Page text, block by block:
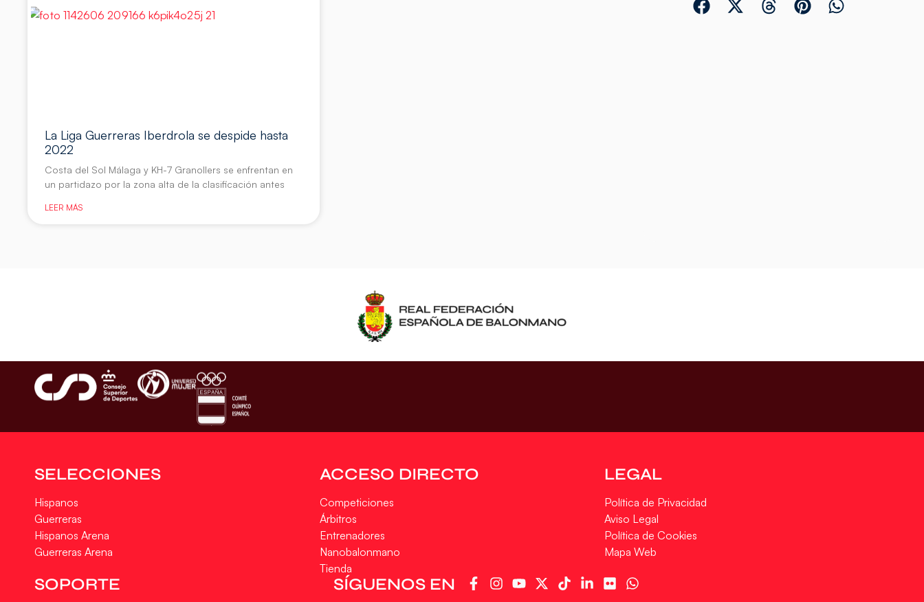
La Liga Guerreras Iberdrola se despide hasta
2022
Costa del Sol Málaga y KH-7 Granollers se enfrentan en
un partidazo por la zona alta de la clasificación antes
LEER MÁS
SELECCIONES
Hispanos
Guerreras
Hispanos Arena
Guerreras Arena
ACCESO DIRECTO
Competiciones
Árbitros
Entrenadores
Nanobalonmano
Tienda
LEGAL
Política de Privacidad
Aviso Legal
Política de Cookies
Mapa Web
SOPORTE SÍGUENOS EN